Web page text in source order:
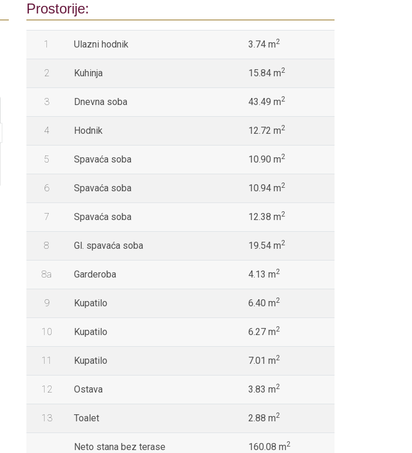
Prostorije:
1 Ulazni hodnik 3.74 m2
2 Kuhinja 15.84 m2
3 Dnevna soba 43.49 m2
4 Hodnik 12.72 m2
5 Spavaća soba 10.90 m2
6 Spavaća soba 10.94 m2
7 Spavaća soba 12.38 m2
8 Gl. spavaća soba 19.54 m2
8a Garderoba 4.13 m2
9 Kupatilo 6.40 m2
10 Kupatilo 6.27 m2
11 Kupatilo 7.01 m2
12 Ostava 3.83 m2
13 Toalet 2.88 m2
Neto stana bez terase 160.08 m2